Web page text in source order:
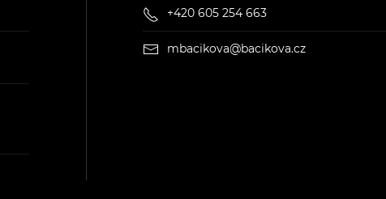
+420 605 254 663
mbacikova@bacikova.cz